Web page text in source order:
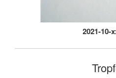
2021-10-